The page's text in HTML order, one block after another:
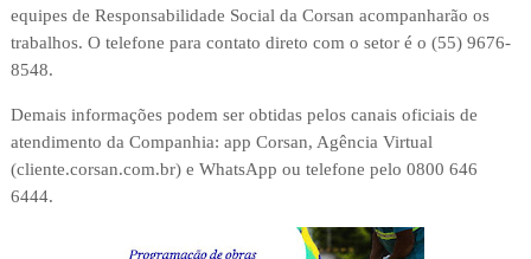
equipes de Responsabilidade Social da Corsan acompanharão os
trabalhos. O telefone para contato direto com o setor é o (55) 9676-
8548.
Demais informações podem ser obtidas pelos canais oficiais de
atendimento da Companhia: app Corsan, Agência Virtual
(cliente.corsan.com.br) e WhatsApp ou telefone pelo 0800 646
6444.